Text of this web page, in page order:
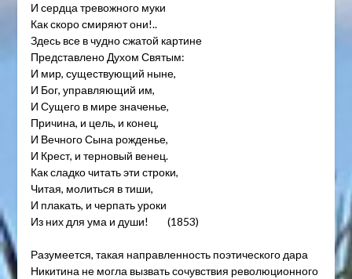
И сердца тревожного муки
Как скоро смиряют они!..
Здесь все в чудно сжатой картине
Представлено Духом Святым:
И мир, существующий ныне,
И Бог, управляющий им,
И Сущего в мире значенье,
Причина, и цель, и конец,
И Вечного Сына рожденье,
И Крест, и терновый венец.
Как сладко читать эти строки,
Читая, молиться в тиши,
И плакать, и черпать уроки
Из них для ума и души! (1853)
Разумеется, такая направленность поэтического дара
Никитина не могла вызвать сочувствия революционного